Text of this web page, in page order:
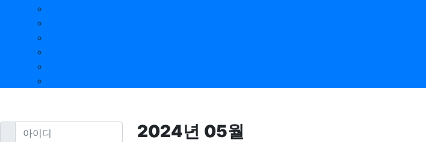
2024년 05월
아이디필수